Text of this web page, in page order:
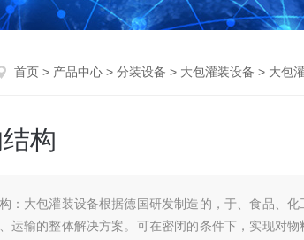
首页 > 产品中心 > 分装设备 > 大包灌装设备 > 大包
构
：大包灌装设备根据德国研发制造的，于、食品、化
运输的整体解决方案。可在密闭的条件下，实现对物